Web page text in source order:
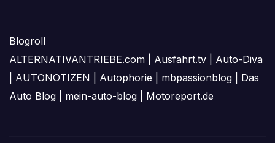
Blogroll
ALTERNATIVANTRIEBE.com
Ausfahrt.tv
Auto-Diva
AUTONOTIZEN Autophorie mbpassionblog
Das
Auto Blog
mein-auto-blog Motoreport.de